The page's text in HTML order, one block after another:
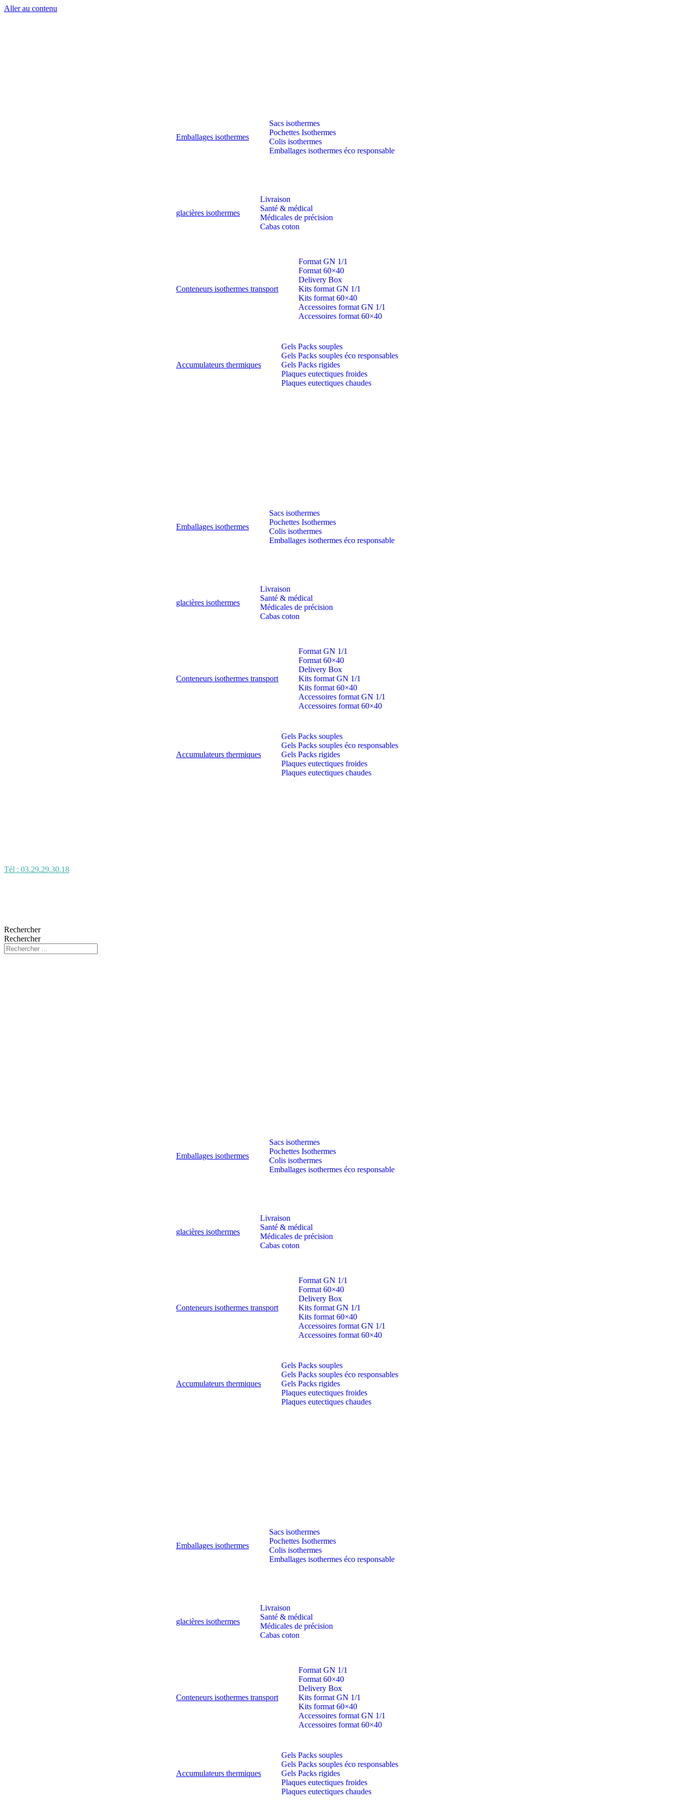
Aller au contenu
Emballages isothermes
Sacs isothermes
Pochettes Isothermes
Colis isothermes
Emballages isothermes éco responsable
glacières isothermes
Livraison
Santé & médical
Médicales de précision
Cabas coton
Conteneurs isothermes transport
Format GN 1/1
Format 60×40
Delivery Box
Kits format GN 1/1
Kits format 60×40
Accessoires format GN 1/1
Accessoires format 60×40
Accumulateurs thermiques
Gels Packs souples
Gels Packs souples éco responsables
Gels Packs rigides
Plaques eutectiques froides
Plaques eutectiques chaudes
Emballages isothermes
Sacs isothermes
Pochettes Isothermes
Colis isothermes
Emballages isothermes éco responsable
glacières isothermes
Livraison
Santé & médical
Médicales de précision
Cabas coton
Conteneurs isothermes transport
Format GN 1/1
Format 60×40
Delivery Box
Kits format GN 1/1
Kits format 60×40
Accessoires format GN 1/1
Accessoires format 60×40
Accumulateurs thermiques
Gels Packs souples
Gels Packs souples éco responsables
Gels Packs rigides
Plaques eutectiques froides
Plaques eutectiques chaudes
Tél : 03.29.29.30.18
Rechercher
Rechercher
Emballages isothermes
Sacs isothermes
Pochettes Isothermes
Colis isothermes
Emballages isothermes éco responsable
glacières isothermes
Livraison
Santé & médical
Médicales de précision
Cabas coton
Conteneurs isothermes transport
Format GN 1/1
Format 60×40
Delivery Box
Kits format GN 1/1
Kits format 60×40
Accessoires format GN 1/1
Accessoires format 60×40
Accumulateurs thermiques
Gels Packs souples
Gels Packs souples éco responsables
Gels Packs rigides
Plaques eutectiques froides
Plaques eutectiques chaudes
Emballages isothermes
Sacs isothermes
Pochettes Isothermes
Colis isothermes
Emballages isothermes éco responsable
glacières isothermes
Livraison
Santé & médical
Médicales de précision
Cabas coton
Conteneurs isothermes transport
Format GN 1/1
Format 60×40
Delivery Box
Kits format GN 1/1
Kits format 60×40
Accessoires format GN 1/1
Accessoires format 60×40
Accumulateurs thermiques
Gels Packs souples
Gels Packs souples éco responsables
Gels Packs rigides
Plaques eutectiques froides
Plaques eutectiques chaudes